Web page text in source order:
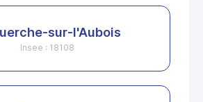
sur-l'Aubois
Insee : 18108